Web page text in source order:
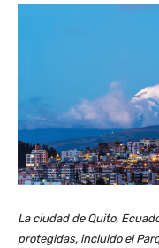
La ciudad de Quito,
protegidas, incluido el